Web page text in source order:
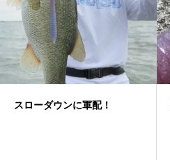
スローダウンに軍配！